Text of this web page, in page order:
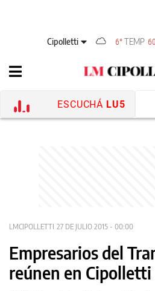
Cipolletti 6° TEMP
ESCUCHÁ LU5
LMCIPOLLETTI 27 DE JULIO 2015 - 00:00
Empresarios del
reúnen en Cipolletti